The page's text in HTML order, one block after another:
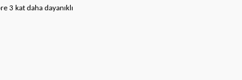
3 kat daha dayanıklı